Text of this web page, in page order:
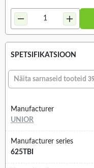
SPETSIFIKATSIOON
Näita sarnaseid tooteid
Manufacturer
UNIOR
Manufacturer series
625TBI